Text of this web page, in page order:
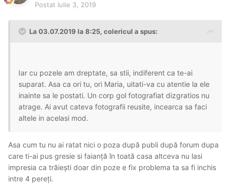
Postat Iulie 3, 2019
La 03.07.2019 la 8:25, colericul a spus:
Iar cu pozele am dreptate, sa stii, indiferent ca te-ai
suparat. Asa ca ori tu, ori Maria, uitati-va cu atentie la ele
inainte sa le postati. Un corp gol fotografiat dizgratios nu
atrage. Ai avut cateva fotografii reusite, incearca sa faci
altele in acelasi mod.
Asa cum tu nu ai ratat nici o poza după publi după forum dupa
care ti-ai pus gresie si faianță în toată casa altceva nu lasi
impresia ca trăiești doar din poze e fix problema ta sa fi inchis
intre 4 pereți.